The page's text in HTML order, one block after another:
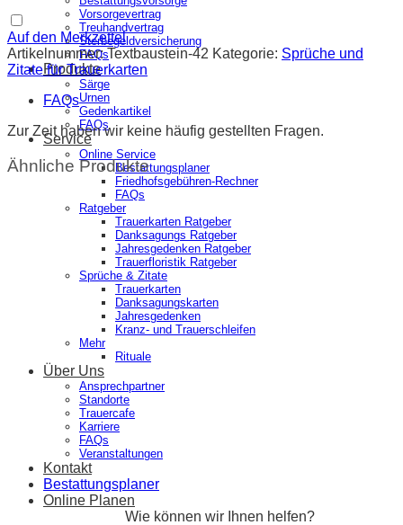
Vorsorgevertrag
Treuhandvertrag
Sterbegeldversicherung
FAQs
Produkte
Särge
Urnen
Gedenkartikel
FAQs
Service
Online Service
Bestattungsplaner
Friedhofsgebühren-Rechner
FAQs
Ratgeber
Trauerkarten Ratgeber
Danksagungs Ratgeber
Jahresgedenken Ratgeber
Trauerfloristik Ratgeber
Sprüche & Zitate
Trauerkarten
Danksagungskarten
Jahresgedenken
Kranz- und Trauerschleifen
Mehr
Rituale
Über Uns
Ansprechpartner
Standorte
Trauercafe
Karriere
FAQs
Veranstaltungen
Kontakt
Bestattungsplaner
Online Planen
Wie können wir Ihnen helfen?
Auf den Merkzettel
Artikelnummer:Textbaustein-42 Kategorie: Sprüche und
Zitate für Trauerkarten
FAQs
Zur Zeit haben wir keine häufig gestellten Fragen.
Ähnliche Produkte